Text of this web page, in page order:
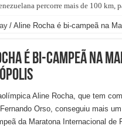
percorre mais de 100 km,
/ Aline Rocha é bi-campeã na
é bi-campeã na
Aline Rocha, que tem
Orso, conseguiu mais
da Maratona Internacional de